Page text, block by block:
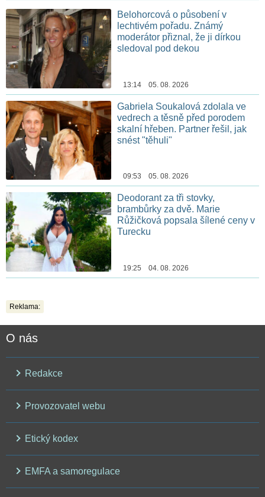
Belohorcová o působení v
lechtivém pořadu. Známý
moderátor přiznal, že ji dírkou
sledoval pod dekou
13:14 05. 08. 2026
Gabriela Soukalová zdolala ve
vedrech a těsně před porodem
skalní hřeben. Partner řešil, jak
snést "těhuli"
09:53 05. 08. 2026
Deodorant za tři stovky,
brambůrky za dvě. Marie
Růžičková popsala šílené ceny v
Turecku
19:25 04. 08. 2026
Reklama:
O nás
Redakce
Provozovatel webu
Etický kodex
EMFA a samoregulace